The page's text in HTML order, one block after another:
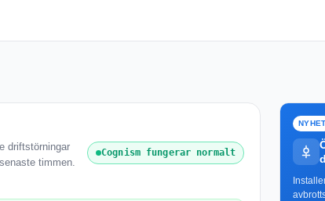
driftstörningar
timmen.
Cognism fungerar normalt
NYHET